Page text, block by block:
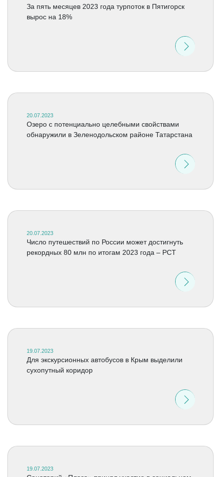
За пять месяцев 2023 года турпоток в Пятигорск
вырос на 18%
20.07.2023
Озеро с потенциально целебными свойствами
обнаружили в Зеленодольском районе Татарстана
20.07.2023
Число путешествий по России может достигнуть
рекордных 80 млн по итогам 2023 года – РСТ
19.07.2023
Для экскурсионных автобусов в Крым выделили
сухопутный коридор
19.07.2023